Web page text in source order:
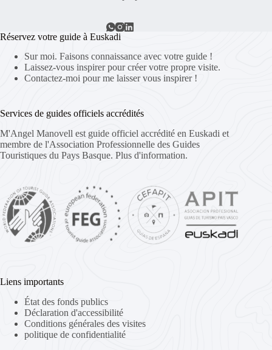
Réservez votre guide à Euskadi
Sur moi. Faisons connaissance avec votre guide !
Laissez-vous inspirer pour créer votre propre visite.
Contactez-moi pour me laisser vous inspirer !
Services de guides officiels accrédités
M'Angel Manovell est guide officiel accrédité en Euskadi et
membre de l'Association Professionnelle des Guides
Touristiques du Pays Basque. Plus d'information.
Liens importants
État des fonds publics
Déclaration d'accessibilité
Conditions générales des visites
politique de confidentialité